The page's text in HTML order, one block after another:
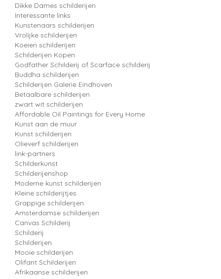
Dikke Dames schilderijen
Interessante links
Kunstenaars schilderijen
Vrolijke schilderijen
Koeien schilderijen
Schilderijen Kopen
Godfather Schilderij of Scarface schilderij
Buddha schilderijen
Schilderijen Galerie Eindhoven
Betaalbare schilderijen
zwart wit schilderijen
Affordable Oil Paintings for Every Home
Kunst aan de muur
Kunst schilderijen
Olieverf schilderijen
link-partners
Schilderkunst
Schilderijenshop
Moderne kunst schilderijen
Kleine schilderijtjes
Grappige schilderijen
Amsterdamse schilderijen
Canvas Schilderij
Schilderij
Schilderijen
Mooie schilderijen
Olifant Schilderijen
Afrikaanse schilderijen